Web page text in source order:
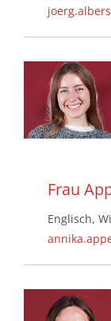
Frau
Englisch,